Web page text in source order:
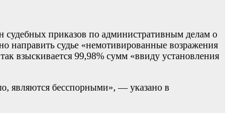
судебных приказов по административным делам о
направить судье «немотивированные возражения
взыскивается 99,98% сумм «ввиду установления
являются бесспорными», — указано в